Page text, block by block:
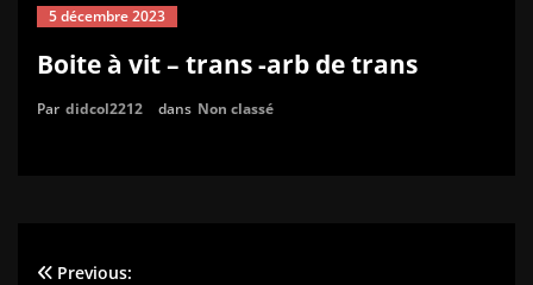
5 décembre 2023
Boite à vit – trans -arb de trans
Par didcol2212 dans Non classé
Previous: